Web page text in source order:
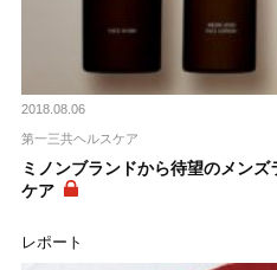
2018.08.06
第一三共ヘルスケア
ミノンブランドから待望のメン
ケア
レポート